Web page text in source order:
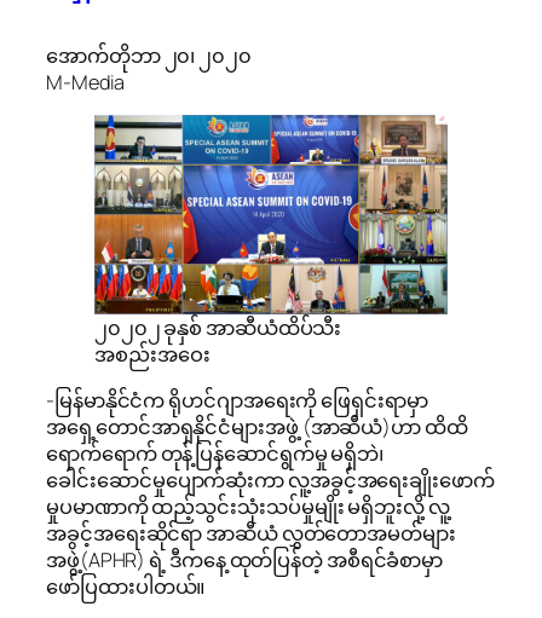
အောက်တိုဘာ ၂၀၊ ၂၀၂၀
M-Media
၂၀၂၀၂ ခုနှစ် အာဆီယံထိပ်သီး
အစည်းအဝေး
-မြန်မာနိုင်ငံက ရိုဟင်ဂျာအရေးကို ဖြေရှင်းရာမှာ
အရှေ့တောင်အာရှနိုင်ငံများအဖွဲ့ (အာဆီယံ)ဟာ ထိထိ
ရောက်ရောက် တုန့်ပြန်ဆောင်ရွက်မှု မရှိဘဲ၊
ခေါင်းဆောင်မှုပျောက်ဆုံးကာ လူ့အခွင့်အရေးချိုးဖောက်
မှုပမာဏာကို ထည့်သွင်းသုံးသပ်မှုမျိုး မရှိဘူးလို့ လူ့
အခွင့်အရေးဆိုင်ရာ အာဆီယံ လွှတ်တောအမတ်များ
အဖွဲ့(APHR) ရဲ့ ဒီကနေ့ ထုတ်ပြန်တဲ့ အစီရင်ခံစာမှာ
ဖော်ပြထားပါတယ်။